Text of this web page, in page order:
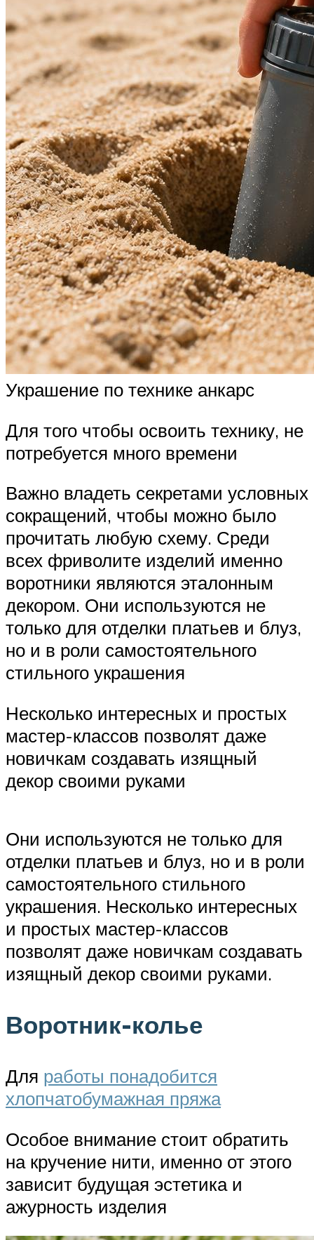
Украшение по технике анкарс
Для того чтобы освоить технику, не
потребуется много времени
Важно владеть секретами условных
сокращений, чтобы можно было
прочитать любую схему. Среди
всех фриволите изделий именно
воротники являются эталонным
декором. Они используются не
только для отделки платьев и блуз,
но и в роли самостоятельного
стильного украшения
Несколько интересных и простых
мастер-классов позволят даже
новичкам создавать изящный
декор своими руками
Они используются не только для
отделки платьев и блуз, но и в роли
самостоятельного стильного
украшения. Несколько интересных
и простых мастер-классов
позволят даже новичкам создавать
изящный декор своими руками.
Воротник-колье
Для работы понадобится
хлопчатобумажная пряжа
Особое внимание стоит обратить
на кручение нити, именно от этого
зависит будущая эстетика и
ажурность изделия